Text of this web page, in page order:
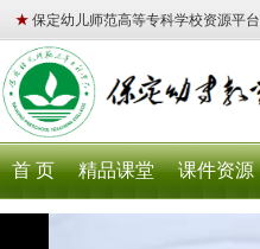
★ 保定幼儿师范高等专科学校资源平台
首 页 精品课堂 课件资源